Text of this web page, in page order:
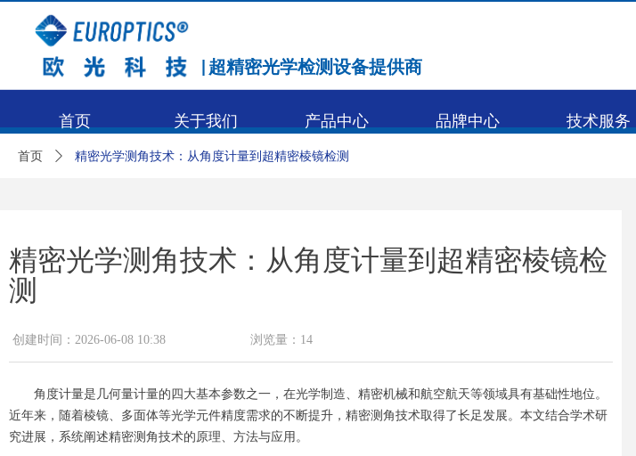
|超精密光学检测设备提供商
首页 关于我们 产品中心 品牌中心 技术服务
精密光学测角技术：从角度计量到超精密棱镜检
测
角度计量是几何量计量的四大基本参数之一，在光学制造、精密机械和航空航天等领域具有基础性地位。
近年来，随着棱镜、多面体等光学元件精度需求的不断提升，精密测角技术取得了长足发展。本文结合学术研
究进展，系统阐述精密测角技术的原理、方法与应用。
创建时间： 2026-06-08 10:38 浏览量： 14
首页 ꄲ 精密光学测角技术：从角度计量到超精密棱镜检测